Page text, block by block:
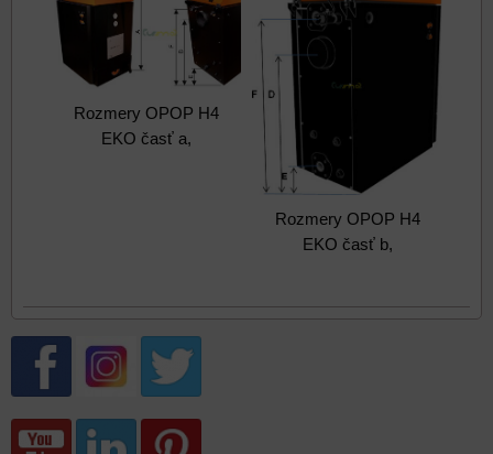
Rozmery OPOP H4
EKO časť a,
Rozmery OPOP H4
EKO časť b,